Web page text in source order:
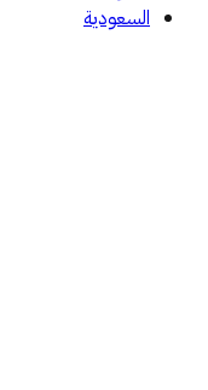
السعودية